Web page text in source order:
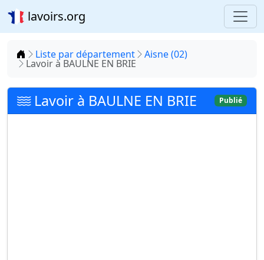
lavoirs.org
Accueil
Liste par département Aisne (02)
Lavoir à BAULNE EN BRIE
Lavoir à BAULNE EN BRIE Publié